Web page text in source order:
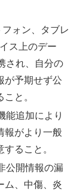
ォン、タブレ
ス上のデー
され、自分の
が予期せず公
と。
能追加により
報がより一般
ること。
公開情報の漏
ム、中傷、炎